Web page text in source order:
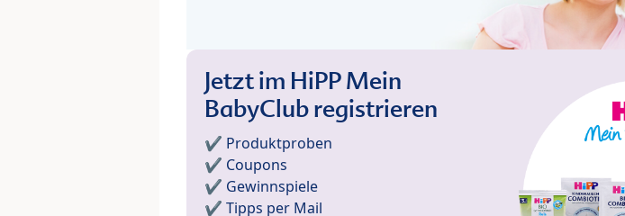
Jetzt im HiPP Mein
BabyClub registrieren
✔️ Produktproben
✔️ Coupons
✔️ Gewinnspiele
✔️ Tipps per Mail